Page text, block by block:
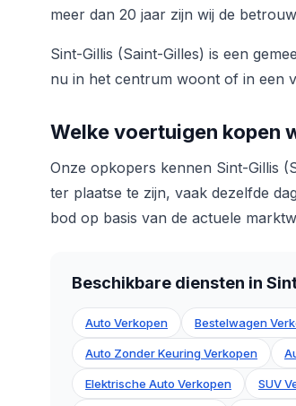
meer dan 20 jaar zijn wij de
Sint-Gillis (Saint-Gilles) is een
nu in het centrum woont of in een
Welke voertuigen kopen
Onze opkopers kennen Sint-Gillis
ter plaatse te zijn, vaak dezelfde
bod op basis van de actuele
Beschikbare diensten in
Auto Verkopen Bestelwagen
Auto Zonder Keuring Verkopen
Elektrische Auto Verkopen SUV